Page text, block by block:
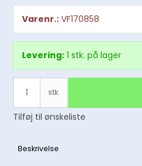
Varenr.: VF170858
Levering: 1 stk. på lager
stk.
Tilføj til ønskeliste
Beskrivelse